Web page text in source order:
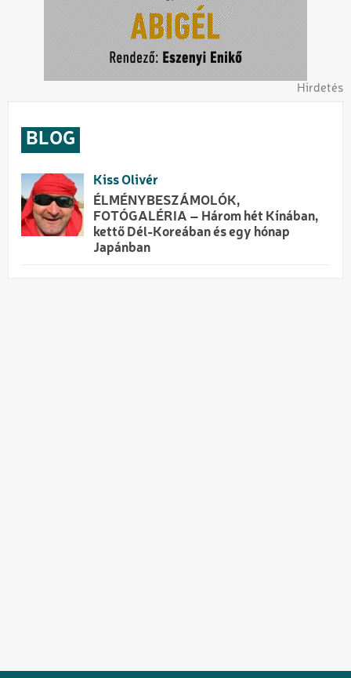
Hirdetés
BLOG
Kiss Olivér
ÉLMÉNYBESZÁMOLÓK,
FOTÓGALÉRIA – Három hét Kínában,
kettő Dél-Koreában és egy hónap
Japánban